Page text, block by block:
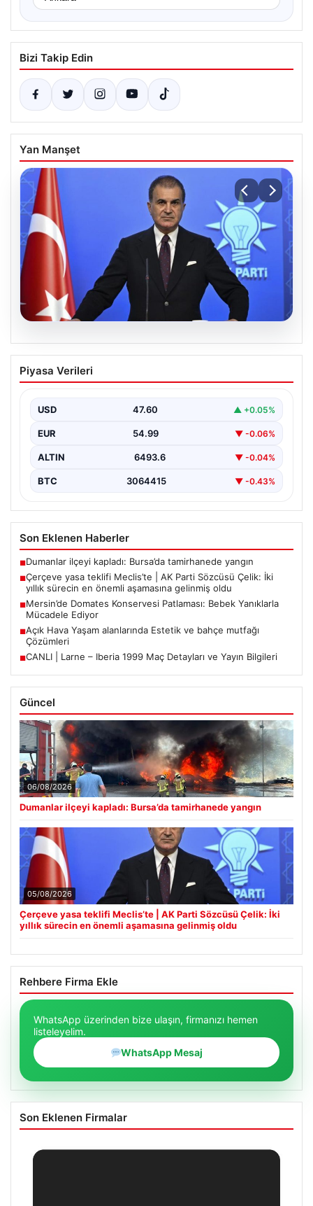
Bizi Takip Edin
Yan Manşet
05.08.2026
Çerçeve yasa teklifi Meclis’te | AK Parti
Sözcüsü Çelik: İki yıllık sürecin en
Piyasa Verileri
USD 47.60 ▲ +0.05%
EUR 54.99 ▼ -0.06%
ALTIN 6493.6 ▼ -0.04%
BTC 3064415 ▼ -0.43%
Son Eklenen Haberler
■Dumanlar ilçeyi kapladı: Bursa’da tamirhanede yangın
■Çerçeve yasa teklifi Meclis’te | AK Parti Sözcüsü Çelik: İki
yıllık sürecin en önemli aşamasına gelinmiş oldu
■Mersin’de Domates Konservesi Patlaması: Bebek Yanıklarla
Mücadele Ediyor
■Açık Hava Yaşam alanlarında Estetik ve bahçe mutfağı
Çözümleri
■CANLI | Larne – Iberia 1999 Maç Detayları ve Yayın Bilgileri
Güncel
06/08/2026
Dumanlar ilçeyi kapladı: Bursa’da tamirhanede yangın
05/08/2026
Çerçeve yasa teklifi Meclis’te | AK Parti Sözcüsü Çelik: İki
yıllık sürecin en önemli aşamasına gelinmiş oldu
Rehbere Firma Ekle
WhatsApp üzerinden bize ulaşın, firmanızı hemen
listeleyelim.
WhatsApp Mesaj
Son Eklenen Firmalar